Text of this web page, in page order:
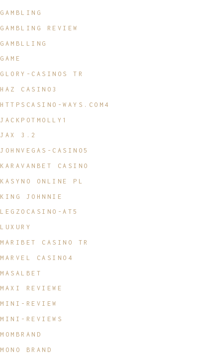
GAMBLING
GAMBLING REVIEW
GAMBLLING
GAME
GLORY-CASINOS TR
HAZ CASINO3
HTTPSCASINO-WAYS.COM4
JACKPOTMOLLY1
JAX 3.2
JOHNVEGAS-CASINO5
KARAVANBET CASINO
KASYNO ONLINE PL
KING JOHNNIE
LEGZOCASINO-AT5
LUXURY
MARIBET CASINO TR
MARVEL CASINO4
MASALBET
MAXI REVIEWE
MINI-REVIEW
MINI-REVIEWS
MOMBRAND
MONO BRAND